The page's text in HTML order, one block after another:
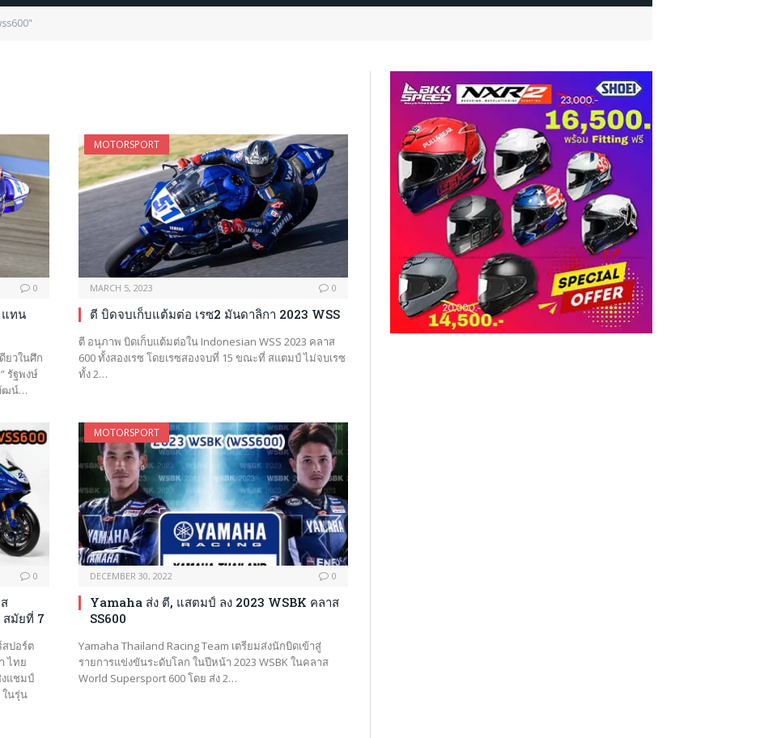
0
แทน
ยวในศึก
รัฐพงษ์
ฒน์…
MOTORSPORT
MARCH 5, 2023 0
ตี บิดจบเก็บแต้มต่อ เรซ2 มันดาลิกา 2023 WSS
ตี อนุภาพ บิดเก็บแต้มต่อใน Indonesian WSS 2023 คลาส
600 ทั้งสองเรซ โดยเรซสองจบที่ 15 ขณะที่ สแตมป์ ไม่จบเรซ
ทั้ง 2…
0
สมัยที่ 7
สปอร์ต
ไทย
งแชมป์
ในรุ่น
MOTORSPORT
DECEMBER 30, 2022 0
Yamaha ส่ง ตี, แสตมป์ ลง 2023 WSBK คลาส
SS600
Yamaha Thailand Racing Team เตรียมส่งนักบิดเข้าสู่
รายการแข่งขันระดับโลก ในปีหน้า 2023 WSBK ในคลาส
World Supersport 600 โดย ส่ง 2…